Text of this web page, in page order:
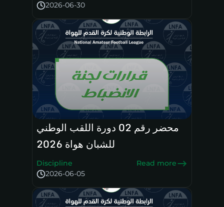
2026-06-30
محضر رقم 02 دورة اللقب الوطني
للشبان هواة 2026
2026-06-05
Discipline Read more